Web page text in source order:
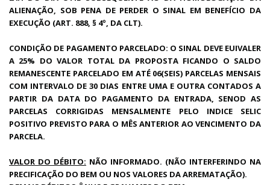
ALIENAÇÃO, SOB PENA DE PERDER O SINAL EM BENEFÍCIO DA
EXECUÇÃO (ART. 888, § 4º, DA CLT).
CONDIÇÃO DE PAGAMENTO PARCELADO: O SINAL DEVE EUIVALER
A 25% DO VALOR TOTAL DA PROPOSTA FICANDO O SALDO
REMANESCENTE PARCELADO EM ATÉ 06(SEIS) PARCELAS MENSAIS
COM INTERVALO DE 30 DIAS ENTRE UMA E OUTRA CONTADOS A
PARTIR DA DATA DO PAGAMENTO DA ENTRADA, SENOD AS
PARCELAS CORRIGIDAS MENSALMENTE PELO INDICE SELIC
POSITIVO PREVISTO PARA O MÊS ANTERIOR AO VENCIMENTO DA
PARCELA.
VALOR DO DÉBITO: NÃO INFORMADO. (NÃO INTERFERINDO NA
PRECIFICAÇÃO DO BEM OU NOS VALORES DA ARREMATAÇÃO).